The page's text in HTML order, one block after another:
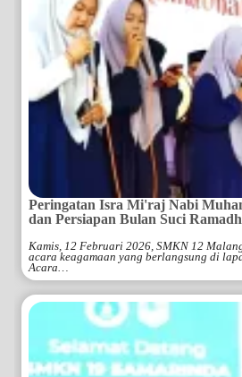
Peringatan Isra Mi'raj Nabi
dan Persiapan Bulan Suci
Kamis, 12 Februari 2026, SMKN 12
acara keagamaan yang berlangsung di
Acara…